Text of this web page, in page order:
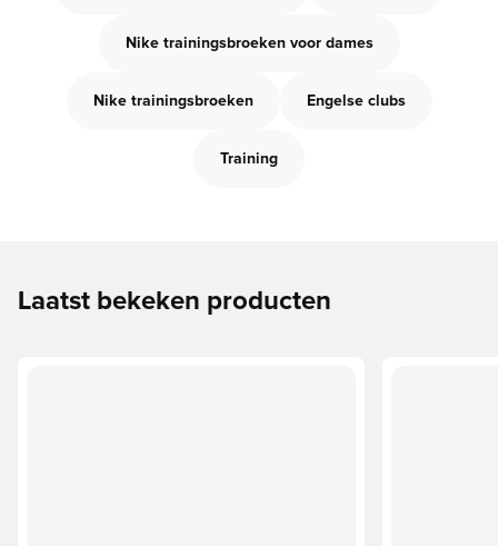
Nike trainingsbroeken voor dames
Nike trainingsbroeken Engelse clubs
Training
Laatst bekeken producten